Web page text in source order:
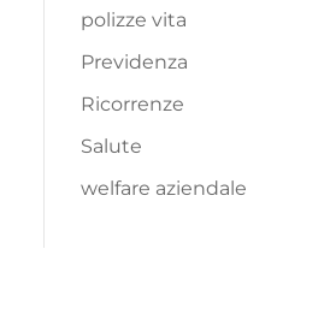
polizze vita
Previdenza
Ricorrenze
Salute
welfare aziendale